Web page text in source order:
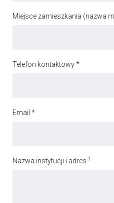
Miejsce zamieszkania (nazwa
Telefon kontaktowy *
Email *
Nazwa instytucji i adres 1